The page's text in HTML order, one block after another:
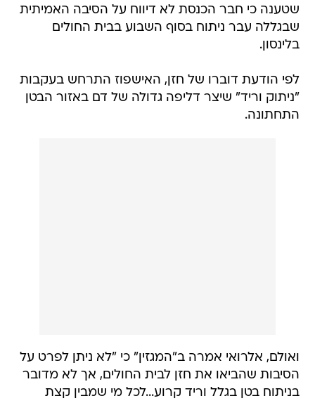
שטענה כי חבר הכנסת לא דיווח על הסיבה האמיתית
שבגללה עבר ניתוח בסוף השבוע בבית החולים
בלינסון.
לפי הודעת דוברו של חזן, האישפוז התרחש בעקבות
"ניתוק וריד" שיצר דליפה גדולה של דם באזור הבטן
התחתונה.
ואולם, אלרואי אמרה ב"המגזין" כי "לא ניתן לפרט על
הסיבות שהביאו את חזן לבית החולים, אך לא מדובר
בניתוח בטן בגלל וריד קרוע...לכל מי שמבין קצת